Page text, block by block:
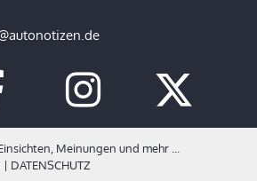
Meinungen und mehr ...
| DATENSCHUTZ